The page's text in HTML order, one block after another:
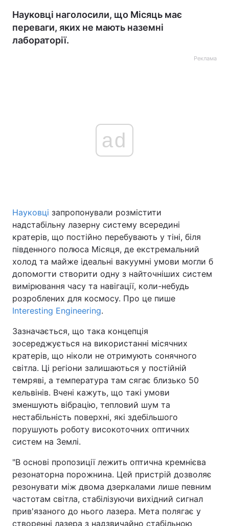
Науковці наголосили, що Місяць має
переваги, яких не мають наземні
лабораторії.
Реклама
ad
Науковці запропонували розмістити
надстабільну лазерну систему всередині
кратерів, що постійно перебувають у тіні, біля
південного полюса Місяця, де екстремальний
холод та майже ідеальні вакуумні умови могли б
допомогти створити одну з найточніших систем
вимірювання часу та навігації, коли-небудь
розроблених для космосу. Про це пише
Interesting Engineering.
Зазначається, що така концепція
зосереджується на використанні місячних
кратерів, що ніколи не отримують сонячного
світла. Ці регіони залишаються у постійній
темряві, а температура там сягає близько 50
кельвінів. Вчені кажуть, що такі умови
зменшують вібрацію, тепловий шум та
нестабільність поверхні, які здебільшого
порушують роботу високоточних оптичних
систем на Землі.
"В основі пропозиції лежить оптична кремнієва
резонаторна порожнина. Цей пристрій дозволяє
резонувати між двома дзеркалами лише певним
частотам світла, стабілізуючи вихідний сигнал
прив'язаного до нього лазера. Мета полягає у
створенні лазера з надзвичайно стабільною